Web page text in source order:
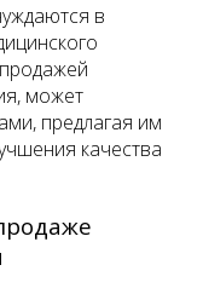
в
может
предлагая им
качества